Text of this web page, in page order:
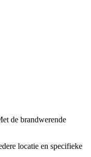
de brandwerende
locatie en specifieke